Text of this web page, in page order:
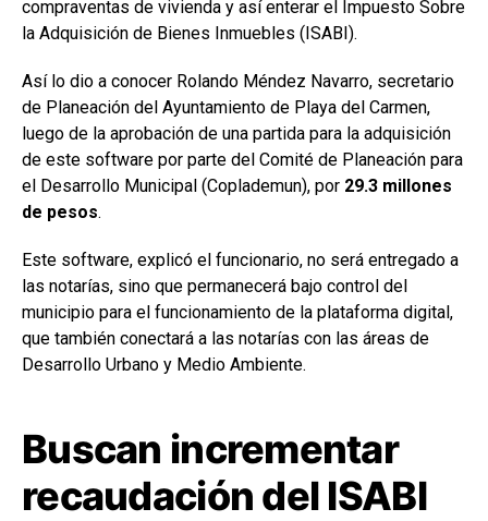
compraventas de vivienda y así enterar el Impuesto Sobre
la Adquisición de Bienes Inmuebles (ISABI).
Así lo dio a conocer Rolando Méndez Navarro, secretario
de Planeación del Ayuntamiento de Playa del Carmen,
luego de la aprobación de una partida para la adquisición
de este software por parte del Comité de Planeación para
el Desarrollo Municipal (Coplademun), por 29.3 millones
de pesos.
Este software, explicó el funcionario, no será entregado a
las notarías, sino que permanecerá bajo control del
municipio para el funcionamiento de la plataforma digital,
que también conectará a las notarías con las áreas de
Desarrollo Urbano y Medio Ambiente.
Buscan incrementar
recaudación del ISABI